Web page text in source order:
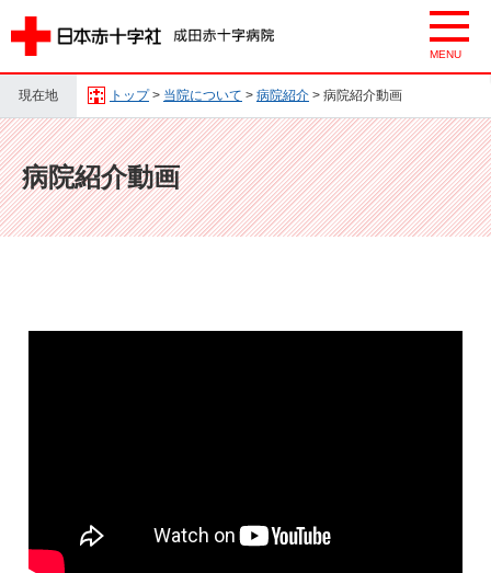
現在地 トップ> 当院について > 病院紹介 > 病院紹介動画
病院紹介動画